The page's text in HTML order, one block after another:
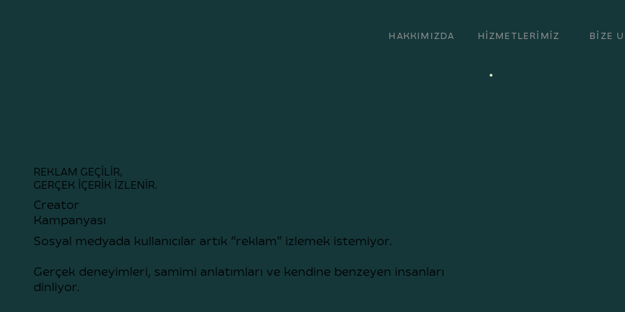
HAKKIMIZDA HİZMETLERİMİZ BİZE
REKLAM GEÇİLİR,
GERÇEK İÇERİK İZLENİR.
Creator
Kampanyası
Sosyal medyada kullanıcılar artık “reklam” izlemek istemiyor.
Gerçek deneyimleri, samimi anlatımları ve kendine benzeyen insanları
dinliyor.